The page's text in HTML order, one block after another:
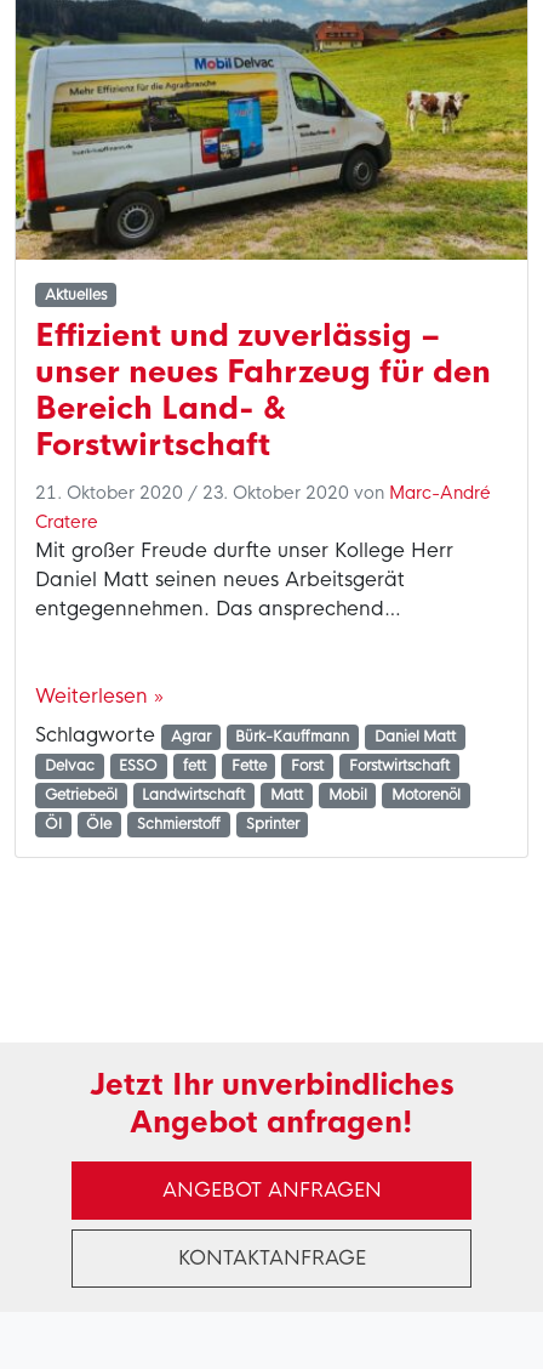
Aktuelles
Effizient und zuverlässig –
unser neues Fahrzeug für den
Bereich Land- &
Forstwirtschaft
21. Oktober 2020 / 23. Oktober 2020 von Marc-André
Cratere
Mit großer Freude durfte unser Kollege Herr
Daniel Matt seinen neues Arbeitsgerät
entgegennehmen. Das ansprechend…
Weiterlesen »
Schlagworte
Agrar Bürk-Kauffmann
Daniel Matt
Delvac
ESSO fett Fette Forst
Forstwirtschaft
Getriebeöl
Landwirtschaft Matt Mobil
Motorenöl
Öl
Öle Schmierstoff Sprinter
Jetzt Ihr unverbindliches
Angebot anfragen!
ANGEBOT ANFRAGEN
KONTAKTANFRAGE